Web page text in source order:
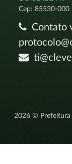
Cep: 85530-000
Contato
2026 © Prefeitura